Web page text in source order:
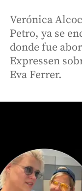
Verónica
Petro, ya se
donde fue
Expressen
Eva Ferrer.